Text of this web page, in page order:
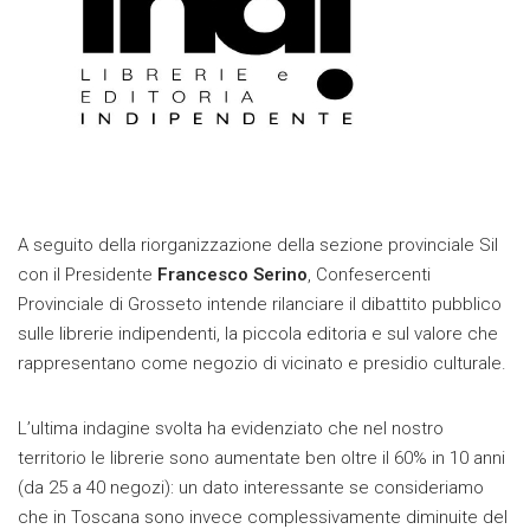
A seguito della riorganizzazione della sezione provinciale Sil
con il Presidente Francesco Serino, Confesercenti
Provinciale di Grosseto intende rilanciare il dibattito pubblico
sulle librerie indipendenti, la piccola editoria e sul valore che
rappresentano come negozio di vicinato e presidio culturale.
L’ultima indagine svolta ha evidenziato che nel nostro
territorio le librerie sono aumentate ben oltre il 60% in 10 anni
(da 25 a 40 negozi): un dato interessante se consideriamo
che in Toscana sono invece complessivamente diminuite del